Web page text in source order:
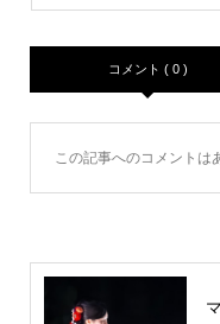
コメント ( 0 )
この記事へのコメントは